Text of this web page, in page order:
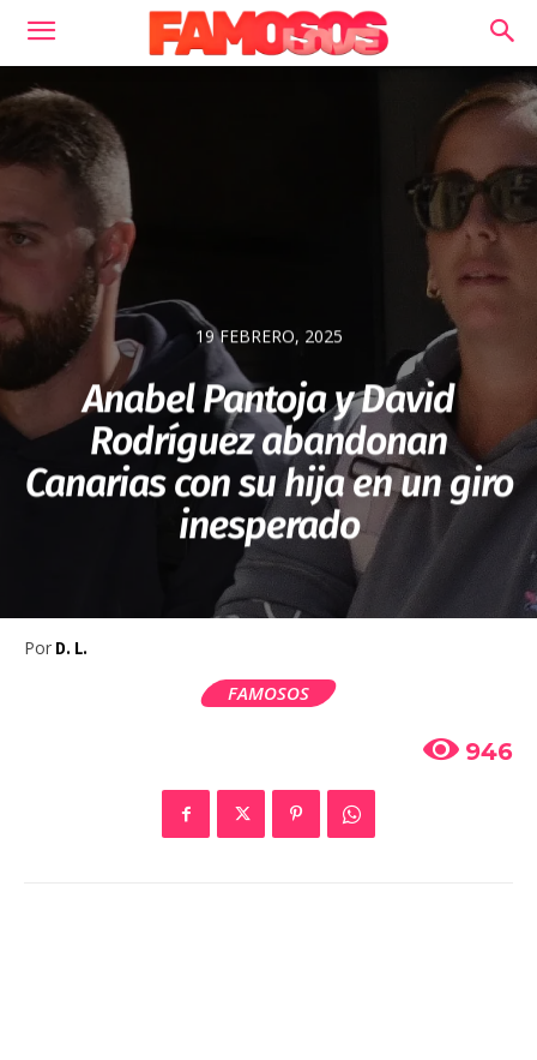
19 FEBRERO, 2025
Anabel Pantoja y David
Rodríguez abandonan
Canarias con su hija en un giro
inesperado
Por D. L.
FAMOSOS
946